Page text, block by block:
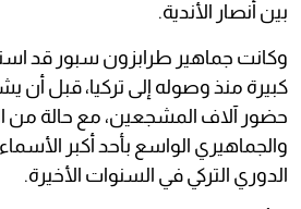
بين أنصار الأندية.
وكانت جماهير طرابزون سبور قد
كبيرة منذ وصوله إلى تركيا، قبل أن
حضور آلاف المشجعين، مع حالة من
والجماهيري الواسع بأحد أكبر
الدوري التركي في السنوات الأخيرة.